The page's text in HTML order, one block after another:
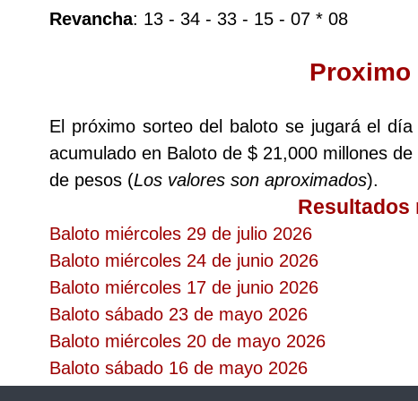
Cafeterito Tarde
Caribeña Día
Caribeña Noche
Chontico Día
Chontico Noche
Culona día
Revancha: 13 - 34 - 33 - 15 - 07 * 08
Proximo
El próximo sorteo del baloto se jugará el
acumulado en Baloto de $ 21,000 millones
de pesos (Los valores son aproximados).
Resultados
Baloto miércoles 29 de julio 2026
Baloto miércoles 24 de junio 2026
Baloto miércoles 17 de junio 2026
Baloto sábado 23 de mayo 2026
Baloto miércoles 20 de mayo 2026
Baloto sábado 16 de mayo 2026